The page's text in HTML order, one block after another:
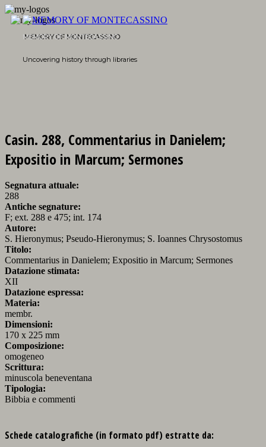
MEMORY OF MONTECASSINO
Uncovering history through libraries
Casin. 288, Commentarius in Danielem;
Expositio in Marcum; Sermones
Segnatura attuale:
288
Antiche segnature:
F; ext. 288 e 475; int. 174
Autore:
S. Hieronymus; Pseudo-Hieronymus; S. Ioannes Chrysostomus
Titolo:
Commentarius in Danielem; Expositio in Marcum; Sermones
Datazione stimata:
XII
Datazione espressa:
Materia:
membr.
Dimensioni:
170 x 225 mm
Composizione:
omogeneo
Scrittura:
minuscola beneventana
Tipologia:
Bibbia e commenti
Schede catalografiche (in formato pdf) estratte da: